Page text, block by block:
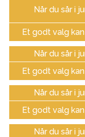
Når du sår i
Et godt valg
Når du sår i
Et godt valg
Når du sår i
Et godt valg
Når du sår i